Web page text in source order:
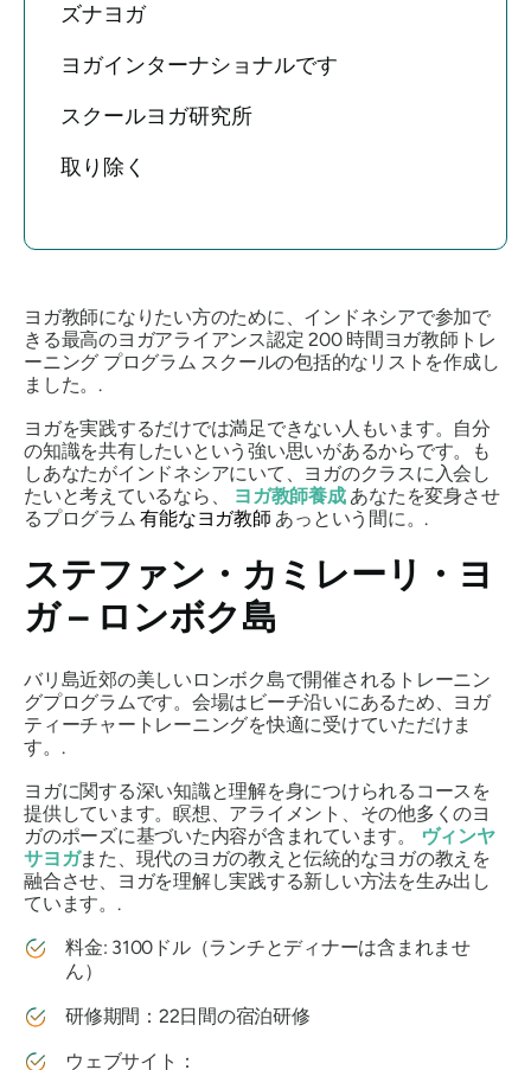
ズナヨガ
ヨガインターナショナルです
スクールヨガ研究所
取り除く
ヨガ教師になりたい方のために、インドネシアで参加で
きる最高のヨガアライアンス認定 200 時間ヨガ教師トレ
ーニング プログラム スクールの包括的なリストを作成し
ました。.
ヨガを実践するだけでは満足できない人もいます。自分
の知識を共有したいという強い思いがあるからです。も
しあなたがインドネシアにいて、ヨガのクラスに入会し
たいと考えているなら、 ヨガ教師養成あなたを変身させ
るプログラム有能なヨガ教師 あっという間に。.
ステファン・カミレーリ・ヨ
ガ – ロンボク島
バリ島近郊の美しいロンボク島で開催されるトレーニン
グプログラムです。会場はビーチ沿いにあるため、ヨガ
ティーチャートレーニングを快適に受けていただけま
す。.
ヨガに関する深い知識と理解を身につけられるコースを
提供しています。瞑想、アライメント、その他多くのヨ
ガのポーズに基づいた内容が含まれています。
ヴィンヤ
サヨガまた、現代のヨガの教えと伝統的なヨガの教えを
融合させ、ヨガを理解し実践する新しい方法を生み出し
ています。.
料金: 3100ドル（ランチとディナーは含まれませ
ん）
研修期間：22日間の宿泊研修
ウェブサイト：